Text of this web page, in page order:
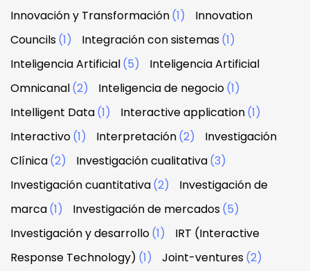
Innovación y Transformación(1)
Innovation
Councils(1) Integración con sistemas(1)
Inteligencia Artificial(5)
Inteligencia Artificial
Omnicanal(2) Inteligencia de negocio(1)
Intelligent Data(1) Interactive application(1)
Interactivo(1) Interpretación(2)
Investigación
Clínica(2) Investigación cualitativa(3)
Investigación cuantitativa(2)
Investigación de
marca(1) Investigación de mercados(5)
Investigación y desarrollo(1)
IRT (Interactive
Response Technology) (1) Joint-ventures(2)